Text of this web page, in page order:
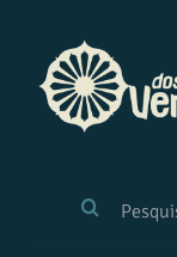
conteúdo
RESULTADOS